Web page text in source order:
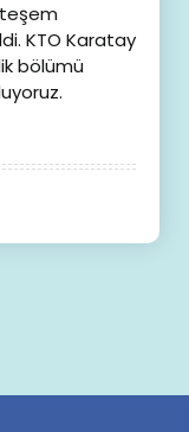
KTO Karatay
bölümü